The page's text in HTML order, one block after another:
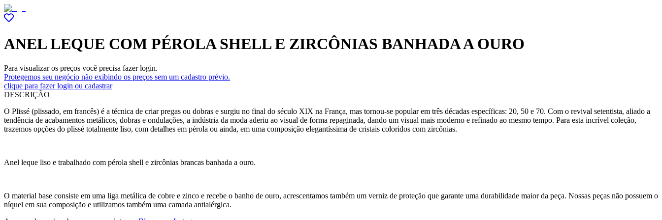
ANEL LEQUE COM PÉROLA SHELL E ZIRCÔNIAS BANHADA A OURO
Para visualizar os preços você precisa fazer login.
Protegemos seu negócio não exibindo os preços sem um cadastro prévio.
clique para fazer login ou cadastrar
DESCRIÇÃO
O Plissé (plissado, em francês) é a técnica de criar pregas ou dobras e surgiu no final do século XIX na França, mas tornou-se popular em três décadas específicas: 20, 50 e 70. Com o revival setentista, aliado a
tendência de acabamentos metálicos, dobras e ondulações, a indústria da moda aderiu ao visual de forma repaginada, dando um visual mais moderno e refinado ao mesmo tempo. Para esta incrível coleção,
trazemos opções do plissé totalmente liso, com detalhes em pérola ou ainda, em uma composição elegantíssima de cristais coloridos com zircônias.
Anel leque liso e trabalhado com pérola shell e zircônias brancas banhada a ouro.
O material base consiste em uma liga metálica de cobre e zinco e recebe o banho de ouro, acrescentamos também um verniz de proteção que garante uma durabilidade maior da peça. Nossas peças não possuem o
níquel em sua composição e utilizamos também uma camada antialérgica.